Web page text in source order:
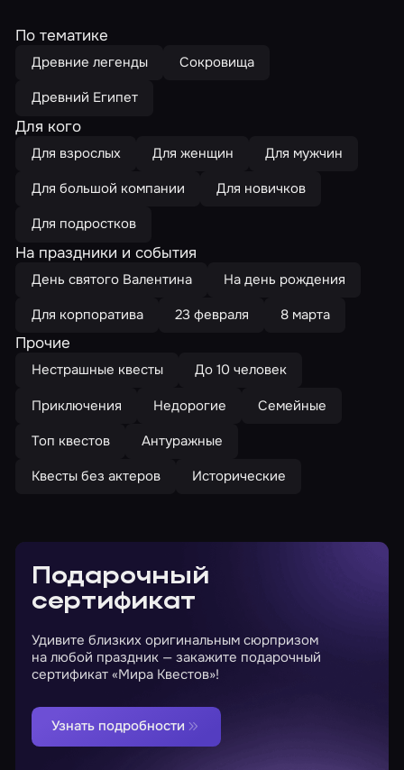
По тематике
Древние легенды
Сокровища
Древний Египет
Для кого
Для взрослых Для женщин
Для мужчин
Для большой компании
Для новичков
Для подростков
На праздники и события
День святого Валентина
На день рождения
Для корпоратива
23 февраля 8 марта
Прочие
Нестрашные квесты
До 10 человек
Приключения
Недорогие
Семейные
Топ квестов
Антуражные
Квесты без актеров
Исторические
Подарочный
сертификат
Удивите близких оригинальным сюрпризом
на любой праздник — закажите подарочный
сертификат «Мира Квестов»!
Узнать подробности